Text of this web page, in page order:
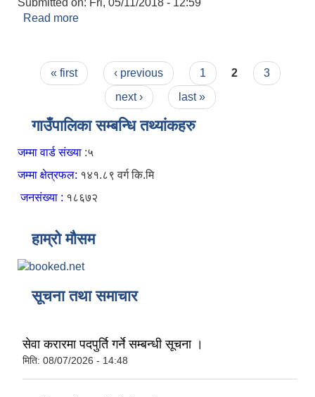
Submitted on: Fri, 05/11/2018 - 12:59
Read more
Pages
« first ‹ previous 1 2
3
next ›
last »
गाउँपालिका सम्बन्धि तथ्यांकहरु
जम्मा वार्ड संख्या :५
जम्मा क्षेत्रफल: १४१.८९ वर्ग कि.मि
जनसंख्या : १८६७२
हाम्रो मौसम
सूचना तथा समाचार
सेवा करारमा पदपुर्ति गर्ने सम्बन्धी सूचना ।
मिति: 08/07/2026 - 14:48